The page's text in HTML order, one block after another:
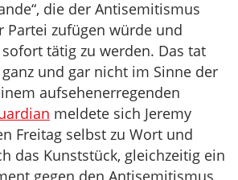
die der Antisemitismus
Partei zufügen würde und
tätig zu werden. Das tat
und gar nicht im Sinne der
aufsehenerregenden
meldete sich Jeremy
Freitag selbst zu Wort und
das Kunststück, gleichzeitig ein
gegen den Antisemitismus